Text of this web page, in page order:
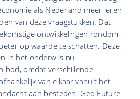
als Nederland meer leren
van deze vraagstukken. Dat
ontwikkelingen rondom
op waarde te schatten. Deze
in het onderwijs nu
bod, omdat verschillende
van elkaar vanuit het
aan besteden. Geo Future